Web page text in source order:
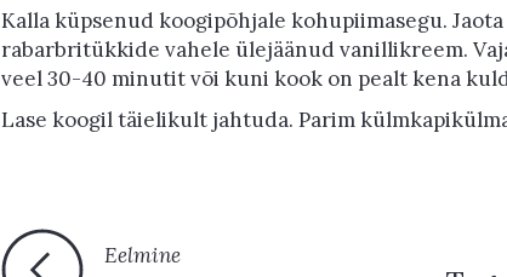
Kalla küpsenud koogipõhjale kohupiimasegu.
rabarbritükkide vahele ülejäänud vanillikreem.
veel 30-40 minutit või kuni kook on pealt kena
Lase koogil täielikult jahtuda. Parim
Eelmine